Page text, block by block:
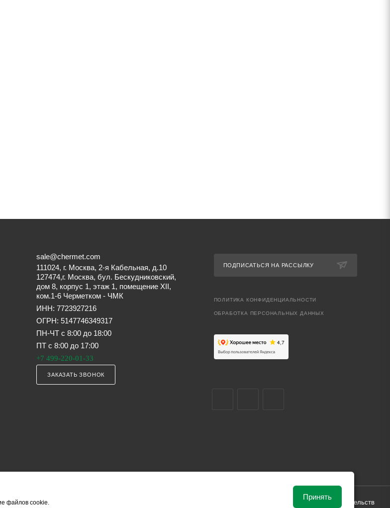
sale@chermet.com
111024, г. Москва, 2-я Кабельная, д.10
127474,г. Москва, бул. Бескудниковский,
дом 8, корпус 1, этаж 1, помещение XII,
ком.1-6 Черметком - ЧМК
ИНН: 7723927216
ОГРН: 5147746349317
ПН-ЧТ с 8:00 до 18:00
ПТ с 8:00 до 17:00
+7 499-220-01-33
ЗАКАЗАТЬ ЗВОНОК
ПОДПИСАТЬСЯ НА РАССЫЛКУ
ПОЛИТИКА КОНФИДЕНЦИАЛЬНОСТИ
ОБРАБОТКА ПЕРСОНАЛЬНЫХ ДАННЫХ
со ст. 435 ГК РФ). Они могут изменяться в зависимости от рыночной ситуации и не влекут за собой обязательств
файлов cookie.
Принять